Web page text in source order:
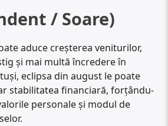
/ Soare)
aduce creșterea veniturilor,
și mai multă încredere în
eclipsa din august le poate
stabilitatea financiară, forțându-
personale și modul de